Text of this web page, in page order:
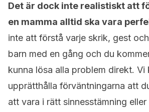
Det är dock inte realistiskt att
en mamma alltid ska vara
inte att förstå varje skrik, gest
barn med en gång och du
kunna lösa alla problem direkt. Vi
upprätthålla förväntningarna att
att vara i rätt sinnesstämning